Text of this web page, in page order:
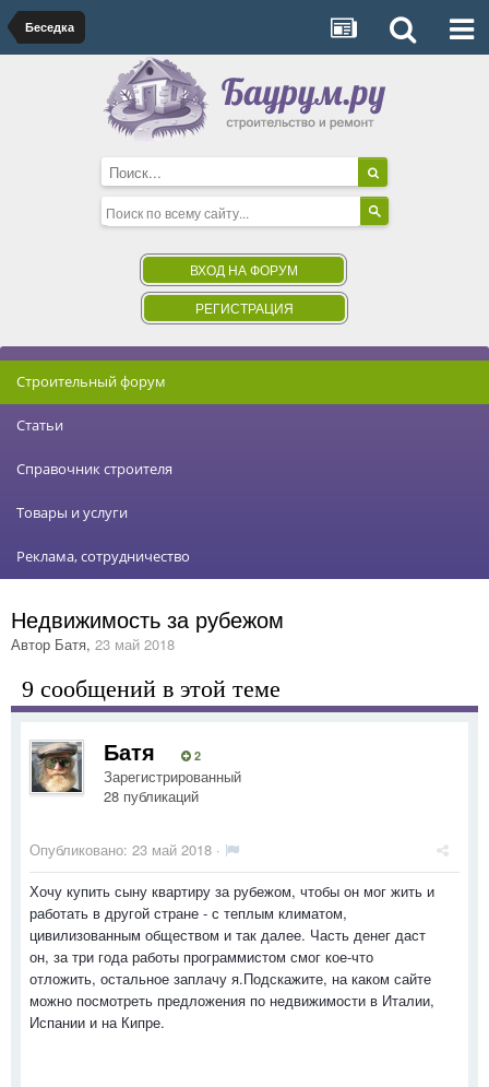
Беседка
ВХОД НА ФОРУМ
РЕГИСТРАЦИЯ
Строительный форум
Статьи
Справочник строителя
Товары и услуги
Реклама, сотрудничество
Недвижимость за рубежом
Автор Батя, 23 май 2018
9 сообщений в этой теме
Батя 2
Зарегистрированный
28 публикаций
Опубликовано: 23 май 2018 ·
Хочу купить сыну квартиру за рубежом, чтобы он мог жить и
работать в другой стране - с теплым климатом,
цивилизованным обществом и так далее. Часть денег даст
он, за три года работы программистом смог кое-что
отложить, остальное заплачу я.Подскажите, на каком сайте
можно посмотреть предложения по недвижимости в Италии,
Испании и на Кипре.